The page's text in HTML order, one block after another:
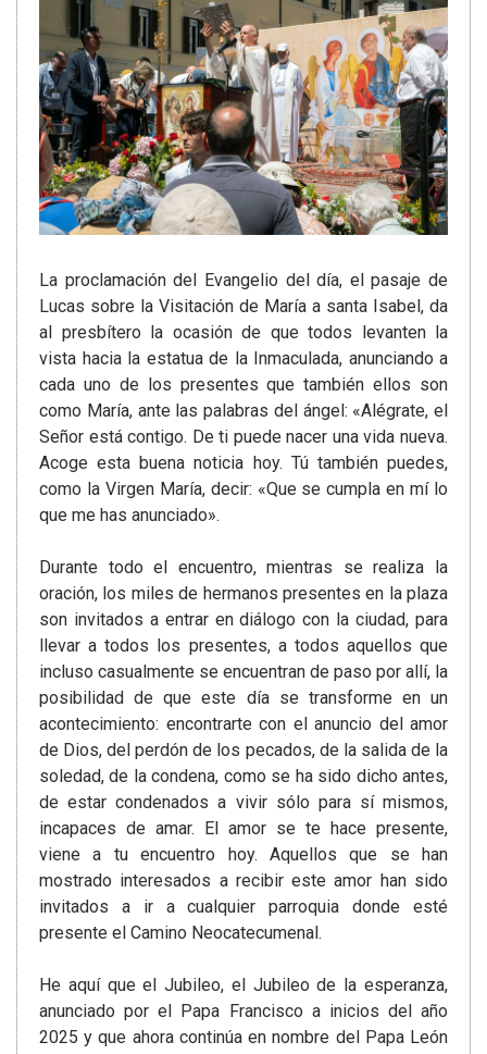
La proclamación del Evangelio del día, el pasaje de
Lucas sobre la Visitación de María a santa Isabel, da
al presbítero la ocasión de que todos levanten la
vista hacia la estatua de la Inmaculada, anunciando a
cada uno de los presentes que también ellos son
como María, ante las palabras del ángel: «Alégrate, el
Señor está contigo. De ti puede nacer una vida nueva.
Acoge esta buena noticia hoy. Tú también puedes,
como la Virgen María, decir: «Que se cumpla en mí lo
que me has anunciado».
Durante todo el encuentro, mientras se realiza la
oración, los miles de hermanos presentes en la plaza
son invitados a entrar en diálogo con la ciudad, para
llevar a todos los presentes, a todos aquellos que
incluso casualmente se encuentran de paso por allí, la
posibilidad de que este día se transforme en un
acontecimiento: encontrarte con el anuncio del amor
de Dios, del perdón de los pecados, de la salida de la
soledad, de la condena, como se ha sido dicho antes,
de estar condenados a vivir sólo para sí mismos,
incapaces de amar. El amor se te hace presente,
viene a tu encuentro hoy. Aquellos que se han
mostrado interesados a recibir este amor han sido
invitados a ir a cualquier parroquia donde esté
presente el Camino Neocatecumenal.
He aquí que el Jubileo, el Jubileo de la esperanza,
anunciado por el Papa Francisco a inicios del año
2025 y que ahora continúa en nombre del Papa León